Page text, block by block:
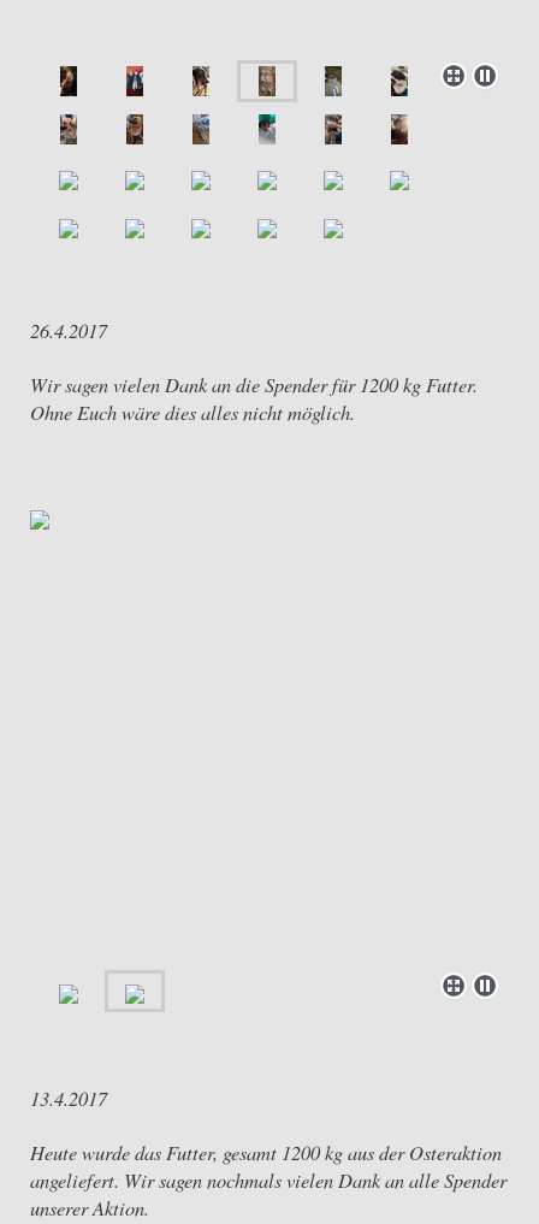
26.4.2017
Wir sagen vielen Dank an die Spender für 1200 kg Futter.
Ohne Euch wäre dies alles nicht möglich.
13.4.2017
Heute wurde das Futter, gesamt 1200 kg aus der Osteraktion
angeliefert. Wir sagen nochmals vielen Dank an alle Spender
unserer Aktion.